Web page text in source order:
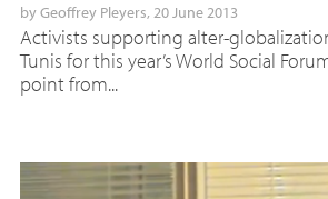
byGeoffrey Pleyers, 20 June 2013
Activists supporting alter-
Tunis for this year’s World Social
point from...